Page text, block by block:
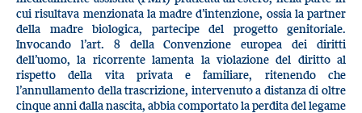
cui risultava menzionata la madre d’intenzione, ossia la partner
della madre biologica, partecipe del progetto genitoriale.
Invocando l’art. 8 della Convenzione europea dei diritti
dell’uomo, la ricorrente lamenta la violazione del diritto al
rispetto della vita privata e familiare, ritenendo che
l’annullamento della trascrizione, intervenuto a distanza di oltre
cinque anni dalla nascita, abbia comportato la perdita del legame